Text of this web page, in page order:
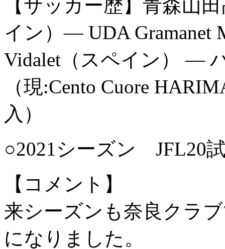
【サッカー歴】青森山
イン）― UDA Gramanet
Vidalet（スペイン） ―
（現:Cento Cuore
入）
○2021シーズン JFL20
【コメント】
来シーズンも奈良クラ
になりました。